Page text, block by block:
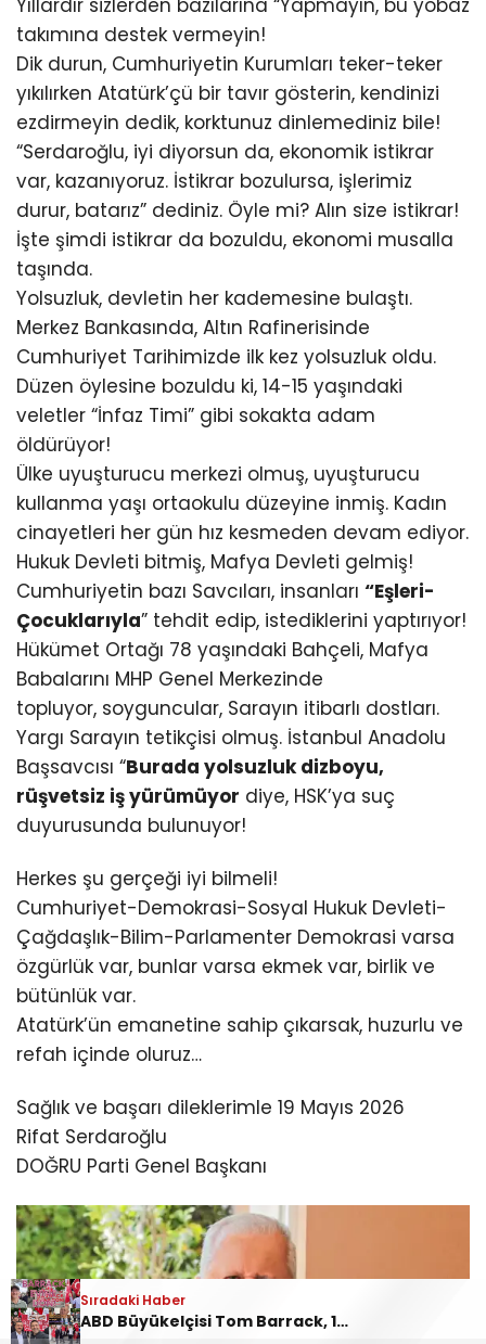
Yıllardır sizlerden bazılarına “Yapmayın, bu yobaz
takımına destek vermeyin!
Dik durun, Cumhuriyetin Kurumları teker-teker
yıkılırken Atatürk’çü bir tavır gösterin, kendinizi
ezdirmeyin dedik, korktunuz dinlemediniz bile!
“Serdaroğlu, iyi diyorsun da, ekonomik istikrar
var, kazanıyoruz. İstikrar bozulursa, işlerimiz
durur, batarız” dediniz. Öyle mi? Alın size istikrar!
İşte şimdi istikrar da bozuldu, ekonomi musalla
taşında.
Yolsuzluk, devletin her kademesine bulaştı.
Merkez Bankasında, Altın Rafinerisinde
Cumhuriyet Tarihimizde ilk kez yolsuzluk oldu.
Düzen öylesine bozuldu ki, 14-15 yaşındaki
veletler “İnfaz Timi” gibi sokakta adam
öldürüyor!
Ülke uyuşturucu merkezi olmuş, uyuşturucu
kullanma yaşı ortaokulu düzeyine inmiş. Kadın
cinayetleri her gün hız kesmeden devam ediyor.
Hukuk Devleti bitmiş, Mafya Devleti gelmiş!
Cumhuriyetin bazı Savcıları, insanları “Eşleri-
Çocuklarıyla” tehdit edip, istediklerini yaptırıyor!
Hükümet Ortağı 78 yaşındaki Bahçeli, Mafya
Babalarını MHP Genel Merkezinde
topluyor, soyguncular, Sarayın itibarlı dostları.
Yargı Sarayın tetikçisi olmuş. İstanbul Anadolu
Başsavcısı “Burada yolsuzluk dizboyu,
rüşvetsiz iş yürümüyor diye, HSK’ya suç
duyurusunda bulunuyor!
Herkes şu gerçeği iyi bilmeli!
Cumhuriyet-Demokrasi-Sosyal Hukuk Devleti-
Çağdaşlık-Bilim-Parlamenter Demokrasi varsa
özgürlük var, bunlar varsa ekmek var, birlik ve
bütünlük var.
Atatürk’ün emanetine sahip çıkarsak, huzurlu ve
refah içinde oluruz…
Sağlık ve başarı dileklerimle 19 Mayıs 2026
Rifat Serdaroğlu
DOĞRU Parti Genel Başkanı
Sıradaki Haber
ABD Büyükelçisi Tom Barrack, 19 Mayıs’ta Ankara’da protesto edildi: “Barrack evine dön!”